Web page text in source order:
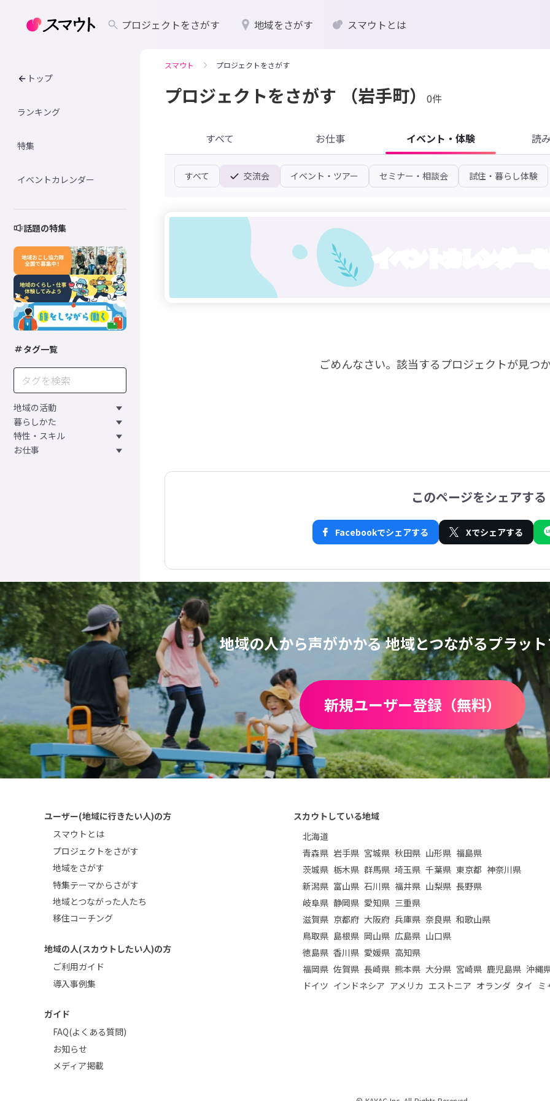
プロジェクトをさがす 地域をさがす スマウトとは
トップ
ランキング
特集
イベントカレンダー
話題の特集
タグ一覧
地域の活動
暮らしかた
特性・スキル
お仕事
スマウト プロジェクトをさがす
プロジェクトをさがす （岩手町） 0件
すべて お仕事 イベント・体験 読
すべて 交流会 イベント・ツアー セミナー・相談会 試住・暮らし体験
ごめんなさい。 該当するプロジェクトが見つ
このページをシェアする
Facebookでシェアする Xでシェアする
地域の人から声がかかる地域とつながるプラッ
新規ユーザー登録（無料）
ユーザー(地域に行きたい人)の方
スマウトとは
プロジェクトをさがす
地域をさがす
特集テーマからさがす
地域とつながった人たち
移住コーチング
地域の人(スカウトしたい人)の方
ご利用ガイド
導入事例集
ガイド
FAQ(よくある質問)
お知らせ
メディア掲載
スカウトしている地域
北海道
青森県 岩手県 宮城県 秋田県 山形県 福島県
茨城県 栃木県 群馬県 埼玉県 千葉県 東京都 神奈川県
新潟県 富山県 石川県 福井県 山梨県 長野県
岐阜県 静岡県 愛知県 三重県
滋賀県 京都府 大阪府 兵庫県 奈良県 和歌山県
鳥取県 島根県 岡山県 広島県 山口県
徳島県 香川県 愛媛県 高知県
福岡県 佐賀県 長崎県 熊本県 大分県 宮崎県 鹿児島県 沖縄
ドイツ インドネシア アメリカ エストニア オランダ タイ ミ